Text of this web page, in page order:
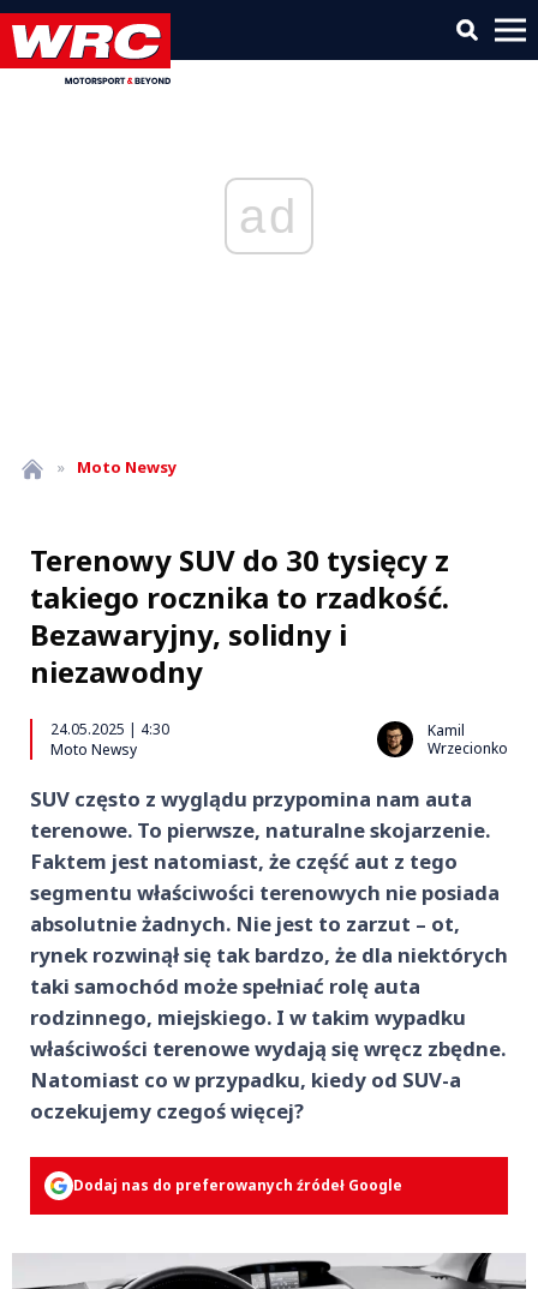
ad
» Moto Newsy
Terenowy SUV do 30 tysięcy z
takiego rocznika to rzadkość.
Bezawaryjny, solidny i
niezawodny
24.05.2025 | 4:30
Moto Newsy
Kamil
Wrzecionko
SUV często z wyglądu przypomina nam auta
terenowe. To pierwsze, naturalne skojarzenie.
Faktem jest natomiast, że część aut z tego
segmentu właściwości terenowych nie posiada
absolutnie żadnych. Nie jest to zarzut – ot,
rynek rozwinął się tak bardzo, że dla niektórych
taki samochód może spełniać rolę auta
rodzinnego, miejskiego. I w takim wypadku
właściwości terenowe wydają się wręcz zbędne.
Natomiast co w przypadku, kiedy od SUV-a
oczekujemy czegoś więcej?
Dodaj nas do preferowanych źródeł Google